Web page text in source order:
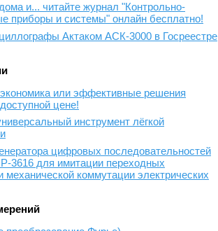
и... читайте журнал "Контрольно-
приборы и системы" онлайн бесплатно!
Актаком АСК-3000 в Госреестре
или эффективные решения
цене!
инструмент лёгкой
цифровых последовательностей
для имитации переходных
механической коммутации электрических